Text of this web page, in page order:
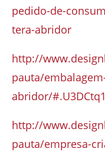
pedido-de-
tera-abridor
http://
pauta/
abridor/
http://
pauta/empresa-